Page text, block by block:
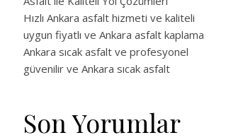
Hızlı Ankara asfalt hizmeti ve kaliteli
uygun fiyatlı ve Ankara asfalt kaplama
Ankara sıcak asfalt ve profesyonel
güvenilir ve Ankara sıcak asfalt
Son Yorumlar